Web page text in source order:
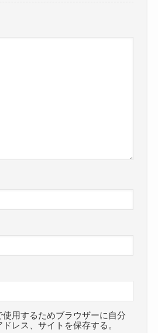
使用するためブラウザーに自分
レス、サイトを保存する。